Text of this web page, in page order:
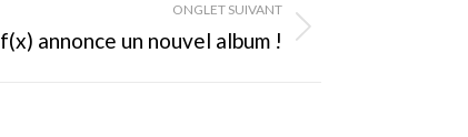
ONGLET SUIVANT
f(x) annonce un nouvel album !